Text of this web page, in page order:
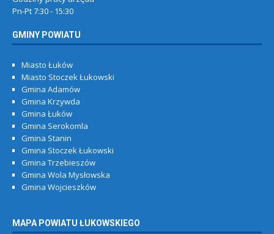
Pn-Pt 7:30 - 15:30
GMINY POWIATU
Miasto Łuków
Miasto Stoczek Łukowski
Gmina Adamów
Gmina Krzywda
Gmina Łuków
Gmina Serokomla
Gmina Stanin
Gmina Stoczek Łukowski
Gmina Trzebieszów
Gmina Wola Mysłowska
Gmina Wojcieszków
MAPA POWIATU ŁUKOWSKIEGO